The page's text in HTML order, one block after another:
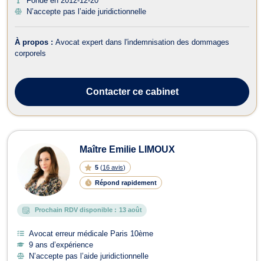
N’accepte pas l’aide juridictionnelle
À propos : Avocat expert dans l'indemnisation des dommages
corporels
Contacterce cabinet
Maître Emilie LIMOUX
5 (16 avis)
Répond rapidement
Prochain RDV disponible : 13 août
Avocat erreur médicale Paris 10ème
9 ans d’expérience
N’accepte pas l’aide juridictionnelle